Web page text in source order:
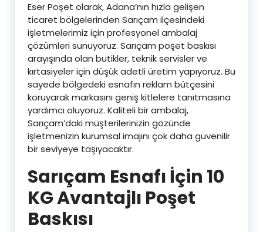
Eser Poşet olarak, Adana’nın hızla gelişen
ticaret bölgelerinden Sarıçam ilçesindeki
işletmelerimiz için profesyonel ambalaj
çözümleri sunuyoruz. Sarıçam poşet baskısı
arayışında olan butikler, teknik servisler ve
kırtasiyeler için düşük adetli üretim yapıyoruz. Bu
sayede bölgedeki esnafın reklam bütçesini
koruyarak markasını geniş kitlelere tanıtmasına
yardımcı oluyoruz. Kaliteli bir ambalaj,
Sarıçam’daki müşterilerinizin gözünde
işletmenizin kurumsal imajını çok daha güvenilir
bir seviyeye taşıyacaktır.
Sarıçam Esnafı İçin 10
KG Avantajlı Poşet
Baskısı